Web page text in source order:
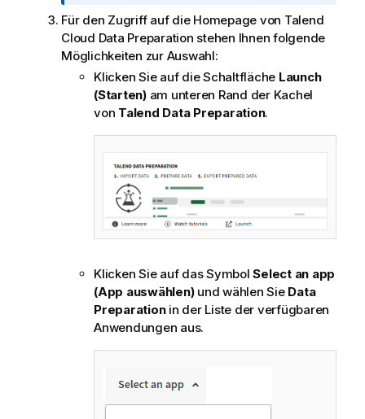
r
m
a
t
i
o
e
s
Für den Zugriff auf die Homepage von Talend
Cloud Data Preparation stehen Ihnen folgende
Möglichkeiten zur Auswahl:
Klicken Sie auf die Schaltfläche Launch
(Starten)am unteren Rand der Kachel
von Talend Data Preparation.
Klicken Sie auf das SymbolSelect an app
(App auswählen)und wählen Sie Data
Preparationin der Liste der verfügbaren
Anwendungen aus.